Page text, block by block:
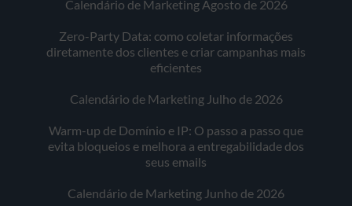
Calendário de Marketing Agosto de 2026
Zero-Party Data: como coletar informações
diretamente dos clientes e criar campanhas mais
eficientes
Calendário de Marketing Julho de 2026
Warm-up de Domínio e IP: O passo a passo que
evita bloqueios e melhora a entregabilidade dos
seus emails
Calendário de Marketing Junho de 2026